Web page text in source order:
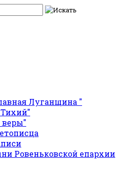
Луганщина "
Ровеньковской епархии